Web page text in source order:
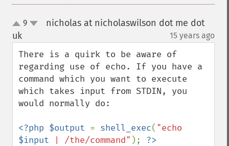
up9
nicholas at nicholaswilson dot me dot
uk
15 years ago
There is a quirk to be aware of
regarding use of echo. If you have a
command which you want to execute
which takes input from STDIN, you
would normally do:
<?php $output = shell_exec(
$input | /the/command" );